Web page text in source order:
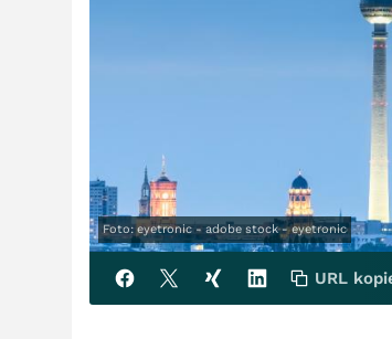
Foto: eyetronic - adobe stock - eyetronic
URL